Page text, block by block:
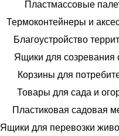
Пластмассовые
Термоконтейнеры и
Благоустройство
Ящики для созревания
Корзины для
Товары для сада и
Пластиковая садовая
Ящики для перевозки